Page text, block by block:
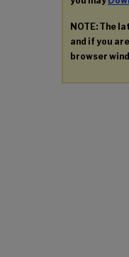
NOTE: The
and if you
browser